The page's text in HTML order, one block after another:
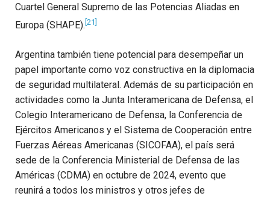
Cuartel General Supremo de las Potencias Aliadas en
Europa (SHAPE). [21]
Argentina también tiene potencial para desempeñar un
papel importante como voz constructiva en la diplomacia
de seguridad multilateral. Además de su participación en
actividades como la Junta Interamericana de Defensa, el
Colegio Interamericano de Defensa, la Conferencia de
Ejércitos Americanos y el Sistema de Cooperación entre
Fuerzas Aéreas Americanas (SICOFAA), el país será
sede de la Conferencia Ministerial de Defensa de las
Américas (CDMA) en octubre de 2024, evento que
reunirá a todos los ministros y otros jefes de